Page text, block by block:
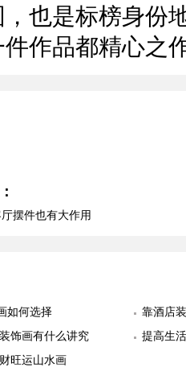
也是标榜身份
作品都精心之
摆件也有大作用
如何选择
靠酒店
饰画有什么讲究
提高生
旺运山水画